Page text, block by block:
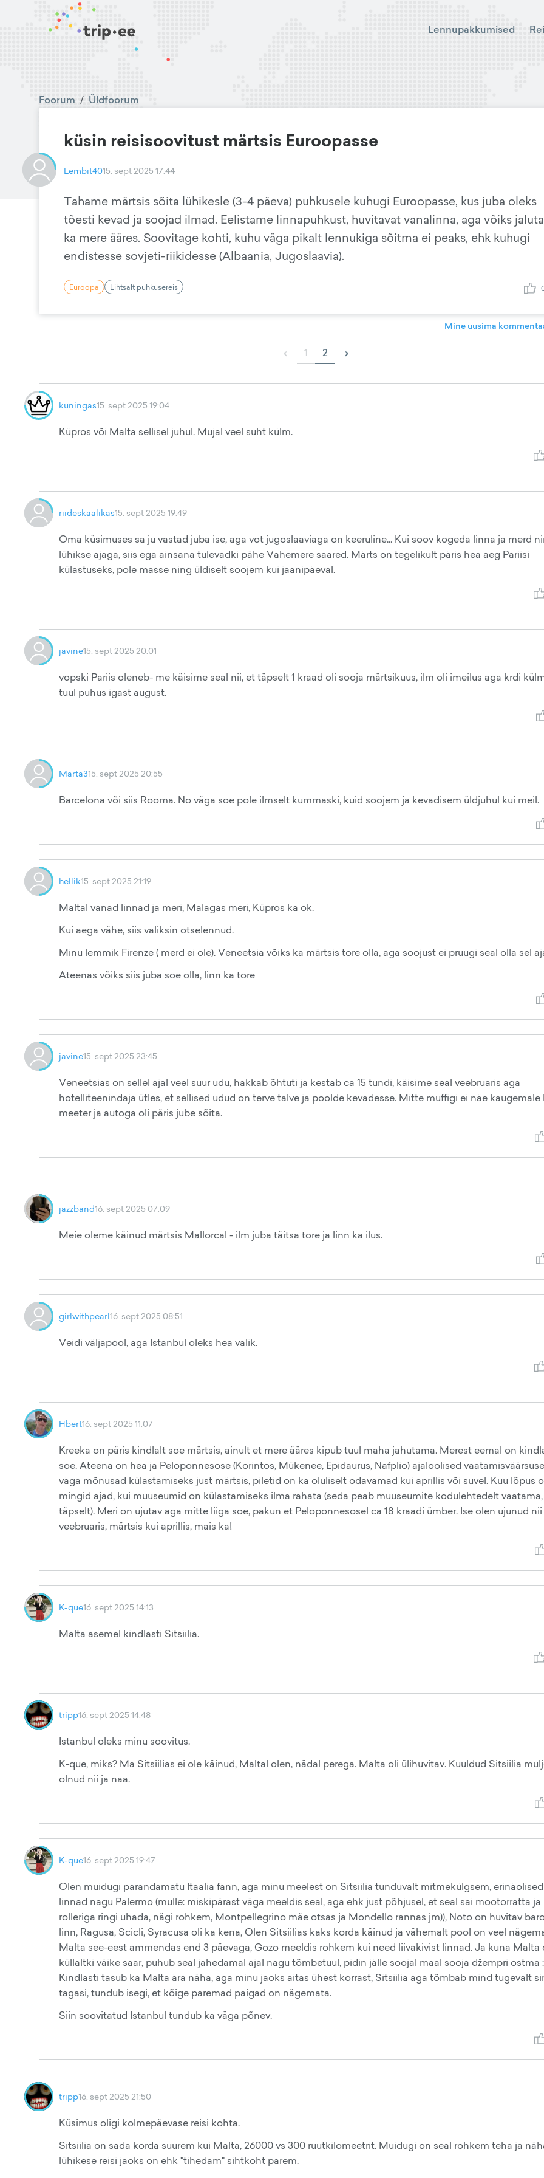
Lennupakkumised
Foorum / Üldfoorum
küsin reisisoovitust märtsis Euroopasse
Lembit4015. sept 2025 17:44
Tahame märtsis sõita lühikesle (3-4 päeva) puhkusele kuhugi Euroopasse, kus juba oleks
tõesti kevad ja soojad ilmad. Eelistame linnapuhkust, huvitavat vanalinna, aga võiks
ka mere ääres. Soovitage kohti, kuhu väga pikalt lennukiga sõitma ei peaks, ehk kuhugi
endistesse sovjeti-riikidesse (Albaania, Jugoslaavia).
Euroopa Lihtsalt puhkusereis
Mine uusima
‹ 1 2 ›
kuningas15. sept 2025 19:04
Küpros või Malta sellisel juhul. Mujal veel suht külm.
riideskaalikas15. sept 2025 19:49
Oma küsimuses sa ju vastad juba ise, aga vot jugoslaaviaga on keeruline... Kui soov kogeda linna ja merd
lühikse ajaga, siis ega ainsana tulevadki pähe Vahemere saared. Märts on tegelikult päris hea aeg Pariisi
külastuseks, pole masse ning üldiselt soojem kui jaanipäeval.
javine15. sept 2025 20:01
vopski Pariis oleneb- me käisime seal nii, et täpselt 1 kraad oli sooja märtsikuus, ilm oli imeilus aga krdi
tuul puhus igast august.
Marta315. sept 2025 20:55
Barcelona või siis Rooma. No väga soe pole ilmselt kummaski, kuid soojem ja kevadisem üldjuhul kui meil.
hellik15. sept 2025 21:19
Maltal vanad linnad ja meri, Malagas meri, Küpros ka ok.
Kui aega vähe, siis valiksin otselennud.
Minu lemmik Firenze ( merd ei ole). Veneetsia võiks ka märtsis tore olla, aga soojust ei pruugi seal olla sel
Ateenas võiks siis juba soe olla, linn ka tore
javine15. sept 2025 23:45
Veneetsias on sellel ajal veel suur udu, hakkab õhtuti ja kestab ca 15 tundi, käisime seal veebruaris aga
hotelliteenindaja ütles, et sellised udud on terve talve ja poolde kevadesse. Mitte muffigi ei näe kaugemale
meeter ja autoga oli päris jube sõita.
jazzband16. sept 2025 07:09
Meie oleme käinud märtsis Mallorcal - ilm juba täitsa tore ja linn ka ilus.
girlwithpearl16. sept 2025 08:51
Veidi väljapool, aga Istanbul oleks hea valik.
Hbert16. sept 2025 11:07
Kreeka on päris kindlalt soe märtsis, ainult et mere ääres kipub tuul maha jahutama. Merest eemal on
soe. Ateena on hea ja Peloponnesose (Korintos, Mükenee, Epidaurus, Nafplio) ajaloolised
väga mõnusad külastamiseks just märtsis, piletid on ka oluliselt odavamad kui aprillis või suvel. Kuu lõpus
mingid ajad, kui muuseumid on külastamiseks ilma rahata (seda peab muuseumite kodulehtedelt
täpselt). Meri on ujutav aga mitte liiga soe, pakun et Peloponnesosel ca 18 kraadi ümber. Ise olen ujunud nii
veebruaris, märtsis kui aprillis, mais ka!
K-que16. sept 2025 14:13
Malta asemel kindlasti Sitsiilia.
tripp16. sept 2025 14:48
Istanbul oleks minu soovitus.
K-que, miks? Ma Sitsiilias ei ole käinud, Maltal olen, nädal perega. Malta oli ülihuvitav. Kuuldud Sitsiilia
olnud nii ja naa.
K-que16. sept 2025 19:47
Olen muidugi parandamatu Itaalia fänn, aga minu meelest on Sitsiilia tunduvalt mitmekülgsem, erinäolised
linnad nagu Palermo (mulle: miskipärast väga meeldis seal, aga ehk just põhjusel, et seal sai mootorratta ja
rolleriga ringi uhada, nägi rohkem, Montpellegrino mäe otsas ja Mondello rannas jm)), Noto on huvitav
linn, Ragusa, Scicli, Syracusa oli ka kena, Olen Sitsiilias kaks korda käinud ja vähemalt pool on veel
Malta see-eest ammendas end 3 päevaga, Gozo meeldis rohkem kui need liivakivist linnad. Ja kuna Malta
küllaltki väike saar, puhub seal jahedamal ajal nagu tõmbetuul, pidin jälle soojal maal sooja džempri ostma
Kindlasti tasub ka Malta ära näha, aga minu jaoks aitas ühest korrast, Sitsiilia aga tõmbab mind tugevalt
tagasi, tundub isegi, et kõige paremad paigad on nägemata.
Siin soovitatud Istanbul tundub ka väga põnev.
tripp16. sept 2025 21:50
Küsimus oligi kolmepäevase reisi kohta.
Sitsiilia on sada korda suurem kui Malta, 26000 vs 300 ruutkilomeetrit. Muidugi on seal rohkem teha ja
lühikese reisi jaoks on ehk "tihedam" sihtkoht parem.